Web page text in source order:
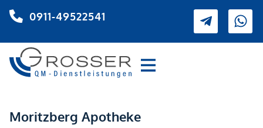
0911-49522541
Moritzberg Apotheke